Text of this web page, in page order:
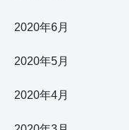
2020年6月
2020年5月
2020年4月